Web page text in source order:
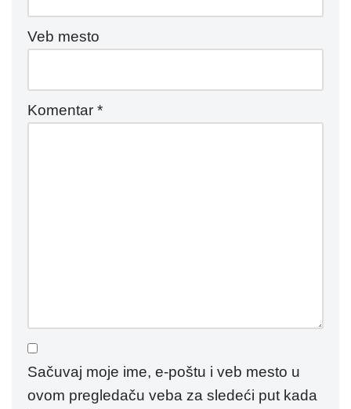
Veb mesto
Komentar *
Sačuvaj moje ime, e-poštu i veb mesto u
ovom pregledaču veba za sledeći put kada